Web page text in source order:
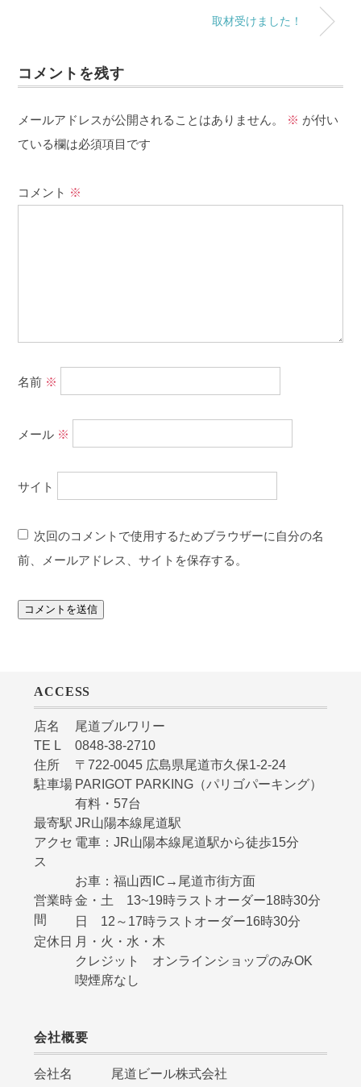
取材受けました！
コメントを残す
メールアドレスが公開されることはありません。 ※ が付い
ている欄は必須項目です
コメント ※
名前 ※
メール ※
サイト
次回のコメントで使用するためブラウザーに自分の名
前、メールアドレス、サイトを保存する。
ACCESS
店名
尾道ブルワリー
TE L
0848-38-2710
住所
〒722-0045 広島県尾道市久保1-2-24
駐車場 PARIGOT PARKING（パリゴパーキング）
有料・57台
最寄駅 JR山陽本線尾道駅
アクセ
ス
電車：JR山陽本線尾道駅から徒歩15分
お車：福山西IC→尾道市街方面
営業時
間
金・土 13~19時ラストオーダー18時30分
日 12～17時ラストオーダー16時30分
定休日 月・火・水・木
クレジット オンラインショップのみOK
喫煙席なし
会社概要
会社名 尾道ビール株式会社